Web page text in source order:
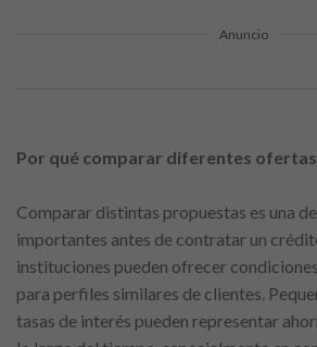
Anuncio
Por qué comparar diferentes ofertas
Comparar distintas propuestas es una
importantes antes de contratar un
instituciones pueden ofrecer
para perfiles similares de clientes.
tasas de interés pueden representar